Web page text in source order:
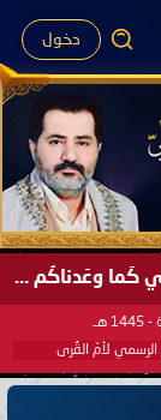
دخول
صَيْفُ سَقَرَ يَبدأُ في اجتياحِ شِتاءِ القُطبِ الشَّمالي كَما وعَدناكُم بالحقِّ لعَامِكم هذا (1445 هـ) ..